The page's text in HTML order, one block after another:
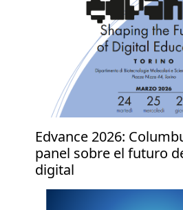
Edvance 2026:
panel sobre el futuro
digital